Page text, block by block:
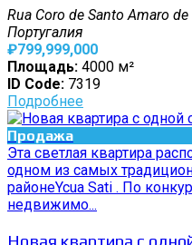
Rua Coro de Santo Amaro
Португалия
₽799,999,000
Площадь: 4000 м²
ID Code: 7319
Подробнее
Продажа
Эта светлая квартира
одном из самых
районеYcua Sati . По
недвижимо...
Новая квартира с